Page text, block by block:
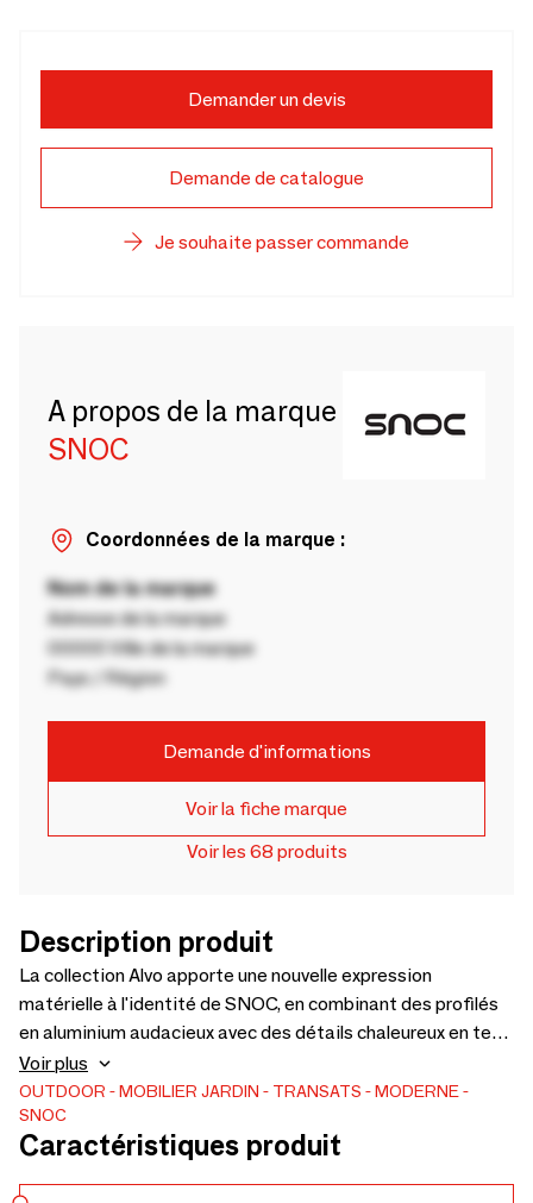
Demander un devis
Demande de catalogue
Je souhaite passer commande
A propos de la marque
SNOC
Coordonnées de la marque :
Nom de la marque
Adresse de la marque
00000 Ville de la marque
Pays / Région
Demande d'informations
Voir la fiche marque
Voir les 68 produits
Description produit
La collection Alvo apporte une nouvelle expression
matérielle à l'identité de SNOC, en combinant des profilés
en aluminium audacieux avec des détails chaleureux en teck
et des textures tissées naturelles. Le groupe lounge se
compose d'un fauteuil, d'un siège à 2 places et d'un siège à
3 places, chacun présentant une géométrie claire et un
caractère calme et contemporain. En élargissant la gamme
Voir plus
OUTDOOR MOBILIER JARDIN TRANSATS
MODERNE
SNOC
Caractéristiques produit